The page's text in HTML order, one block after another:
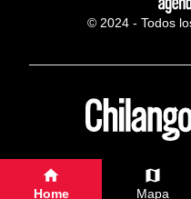
© 2024 - Todos
Home Mapa